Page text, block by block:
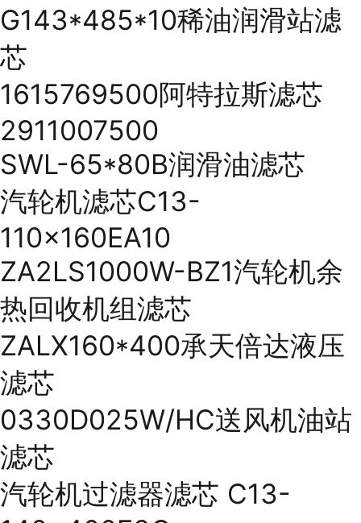
G143*485*10稀油润滑站滤
芯
1615769500阿特拉斯滤芯
2911007500
SWL-65*80B润滑油滤芯
汽轮机滤芯C13-
110×160EA10
ZA2LS1000W-BZ1汽轮机余
热回收机组滤芯
ZALX160*400承天倍达液压
滤芯
0330D025W/HC送风机油站
滤芯
汽轮机过滤器滤芯 C13-